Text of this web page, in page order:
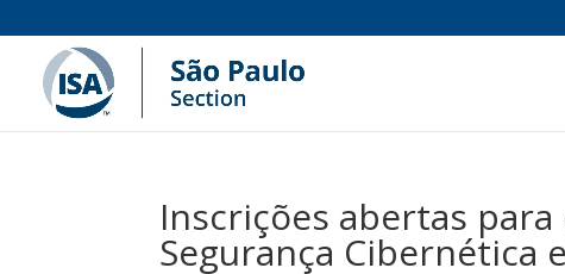
Inscrições abertas
Segurança Cibernética